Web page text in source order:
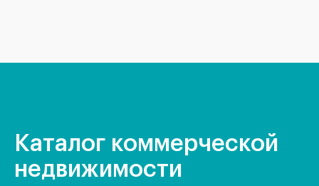
Каталог коммерческой
недвижимости